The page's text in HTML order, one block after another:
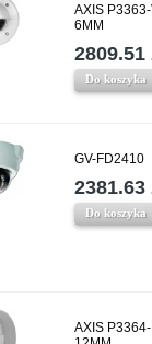
AXIS
6MM
2809.51
Do koszyka
GV-FD2410
2381.63
Do koszyka
AXIS